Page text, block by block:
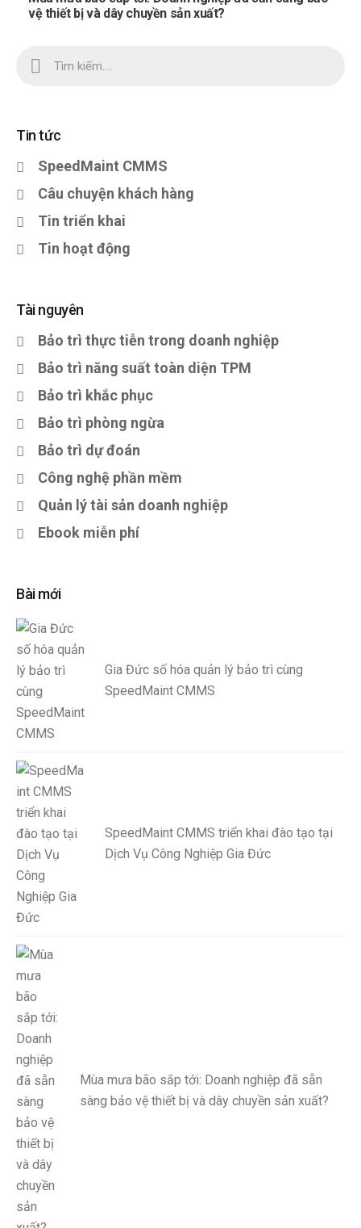
vệ thiết bị và dây chuyền sản xuất?
Tin tức
SpeedMaint CMMS
Câu chuyện khách hàng
Tin triển khai
Tin hoạt động
Tài nguyên
Bảo trì thực tiễn trong doanh nghiệp
Bảo trì năng suất toàn diện TPM
Bảo trì khắc phục
Bảo trì phòng ngừa
Bảo trì dự đoán
Công nghệ phần mềm
Quản lý tài sản doanh nghiệp
Ebook miễn phí
Bài mới
Gia Đức số hóa quản lý bảo trì cùng
SpeedMaint CMMS
SpeedMaint CMMS triển khai đào tạo tại
Dịch Vụ Công Nghiệp Gia Đức
Mùa mưa bão sắp tới: Doanh nghiệp đã sẵn
sàng bảo vệ thiết bị và dây chuyền sản xuất?